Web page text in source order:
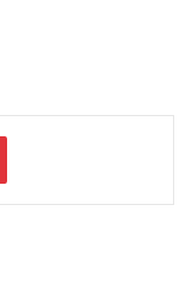
Pinterest